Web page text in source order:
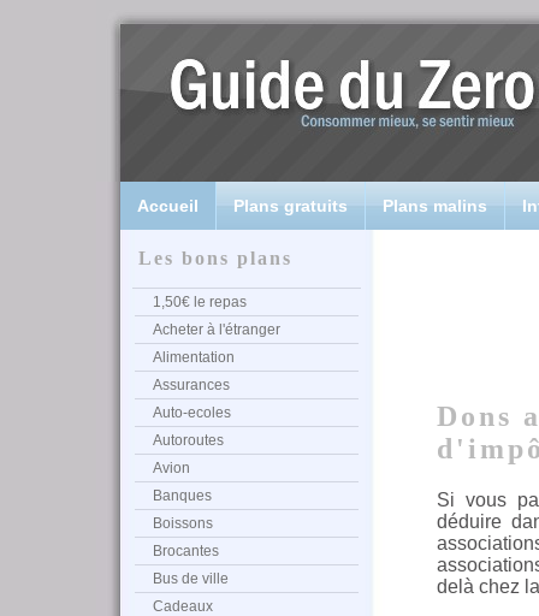
Accueil Plans gratuits Plans malins
Dons
Si vous
déduire
delà chez
Les bons plans
1,50€ le repas
Acheter à l'étranger
Alimentation
Assurances
Auto-ecoles
Autoroutes
Avion
Banques
Boissons
Brocantes
Bus de ville
Cadeaux